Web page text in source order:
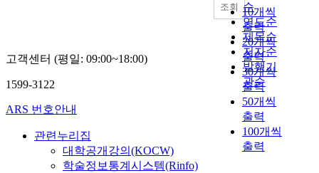
순
연도순
제목순
저자순
발행기
관순
10개씩
출력
20개씩
출력
30개씩
출력
50개씩
출력
100개씩
출력
조회
고객센터 (평일: 09:00~18:00)
1599-3122
ARS 번호안내
관련누리집
대학공개강의(KOCW)
학술정보통계시스템(Rinfo)